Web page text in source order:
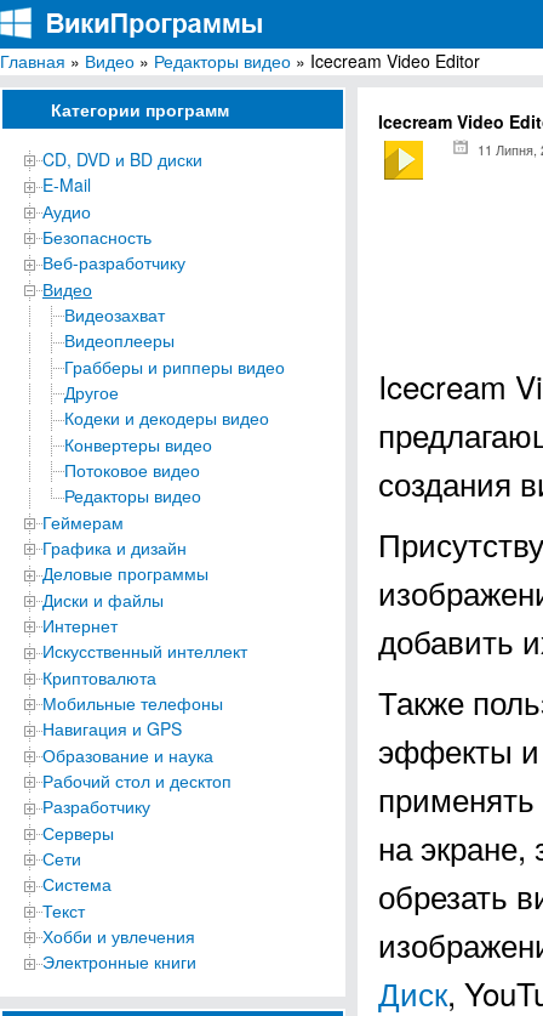
ВикиПрограммы
Энциклопедия бесплатных компьютерных программ для Windows
Главная » Видео » Редакторы видео » Icecream Video Editor
Категории программ
CD, DVD и BD диски
E-Mail
Аудио
Безопасность
Веб-разработчику
Видео
Видеозахват
Видеоплееры
Грабберы и рипперы видео
Другое
Кодеки и декодеры видео
Конвертеры видео
Потоковое видео
Редакторы видео
Геймерам
Графика и дизайн
Деловые программы
Диски и файлы
Интернет
Искусственный интеллект
Криптовалюта
Мобильные телефоны
Навигация и GPS
Образование и наука
Рабочий стол и десктоп
Разработчику
Серверы
Сети
Система
Текст
Хобби и увлечения
Электронные книги
Icecream Video
11 Липня,
Icecream
создания
добавить
Также
эффекты и
на
обрезать
Диск,